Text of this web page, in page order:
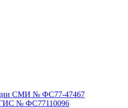
СМИ № ФС77-47467
№ ФС77110096